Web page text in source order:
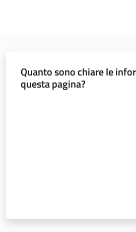
Quanto sono chiare le
questa pagina?